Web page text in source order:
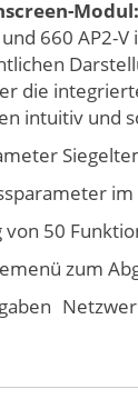
Modul:
660 AP2-
die
intuitiv und
von 50
zum